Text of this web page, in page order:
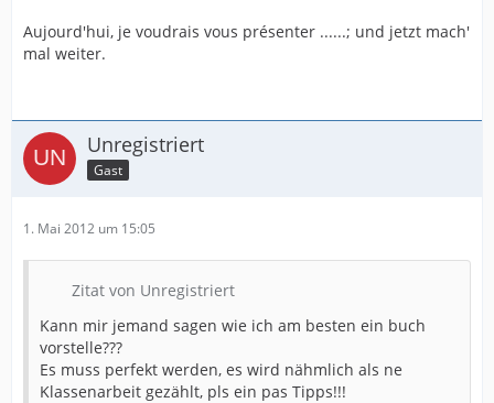
Aujourd'hui, je voudrais vous présenter ......; und jetzt mach'
mal weiter.
Unregistriert
Gast
1. Mai 2012 um 15:05
Zitat von Unregistriert
Kann mir jemand sagen wie ich am besten ein buch
vorstelle???
Es muss perfekt werden, es wird nähmlich als ne
Klassenarbeit gezählt, pls ein pas Tipps!!!